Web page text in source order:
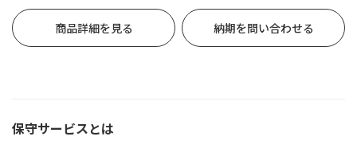
商品詳細を見る 納期を問い合わせる
保守サービスとは